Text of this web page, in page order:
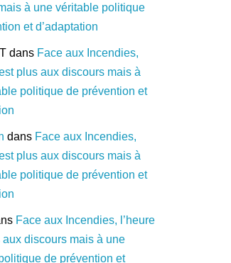
à une véritable politique
et d’adaptation
dans Face aux Incendies,
plus aux discours mais à
politique de prévention et
dans Face aux Incendies,
plus aux discours mais à
politique de prévention et
Face aux Incendies, l’heure
aux discours mais à une
de prévention et